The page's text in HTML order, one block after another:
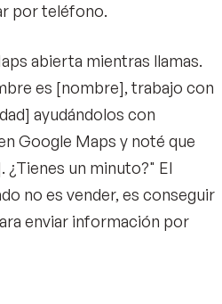
por teléfono.
abierta mientras llamas.
es [nombre], trabajo con
ayudándolos con
Google Maps y noté que
un minuto?" El
no es vender, es conseguir
enviar información por